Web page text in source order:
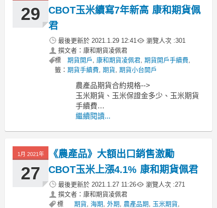
MoneyDJ新聞
29
CBOT玉米續寫7年新高 康和期貨佩
君
最後更新於 2021.1.29 12:41 瀏覽人次 :301
撰文者：康和期貨凌佩君
標
籤：
期貨開戶 , 康和期貨凌佩君, 期貨開戶手續費,
期貨手續費, 期貨, 期貨小台開戶
農產品期貨合約規格-->
玉米期貨、玉米保證金多少、玉米期貨
手續費
小麥期貨、小麥保證金多少、小麥期貨
MoneyDJ新聞 2021-01-29 07:07:10 記者
黃文章 報導
繼續閱讀...
1月 2021年
27
《農產品》大額出口銷售激勵
CBOT玉米上漲4.1% 康和期貨佩君
最後更新於 2021.1.27 11:26 瀏覽人次 :271
撰文者：康和期貨凌佩君
標
期貨, 海期, 外期, 農產品期, 玉米期貨,